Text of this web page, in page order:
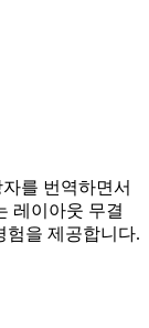
를 번역하면서
레이아웃 무결
험을 제공합니다.